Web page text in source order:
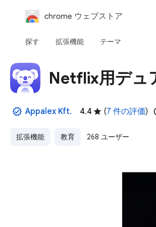
chrome ウェブストア
探す 拡張機能 テーマ
Netflix用デュ
Appalex Kft. 4.4 (7 件の評価)
拡張機能 教育 268 ユーザー